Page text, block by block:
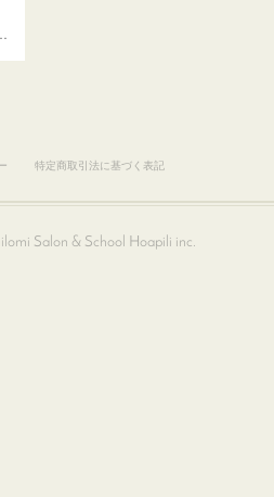
特定商取引法に基づく表記
Salon & School Hoapili inc.